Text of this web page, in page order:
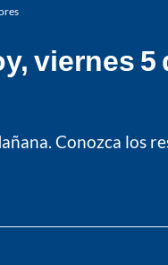
viernes 5
Conozca los